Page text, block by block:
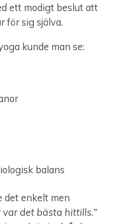
ett modigt beslut att
för sig själva.
kunde man se:
balans
det enkelt men
var det bästa hittills.”